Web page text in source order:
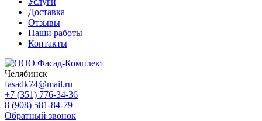
Доставка
Отзывы
Наши работы
Контакты
Челябинск
fasadk74@mail.ru
+7 (351) 776-34-36
8 (908) 581-84-79
Обратный звонок